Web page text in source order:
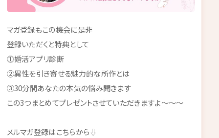
マガ登録もこの機会に是非
登録いただくと特典として
⓵婚活アプリ診断
②異性を引き寄せる魅力的な所作とは
③30分間あなたの本気の悩み聞きます
この3つまとめてプレゼントさせていただきますよ～～～
メルマガ登録はこちらから⇩